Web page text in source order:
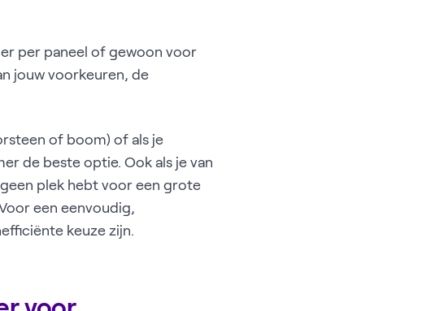
per paneel of gewoon voor
jouw voorkeuren, de
of boom) of als je
de beste optie. Ook als je van
plek hebt voor een grote
een eenvoudig,
keuze zijn.